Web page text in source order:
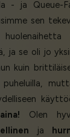
- ja Queue-
sen
ja se oli jo
kuin
Olen
ja